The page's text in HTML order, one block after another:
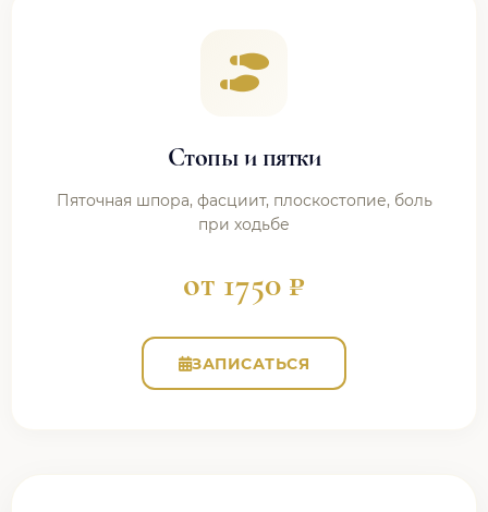
Стопы и пятки
Пяточная шпора, фасциит, плоскостопие, боль
при ходьбе
от 1750 ₽
ЗАПИСАТЬСЯ